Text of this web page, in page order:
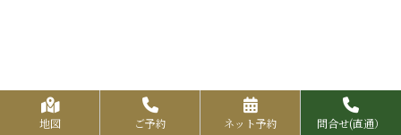
地図 ご予約 ネット予約 問合せ(直通）